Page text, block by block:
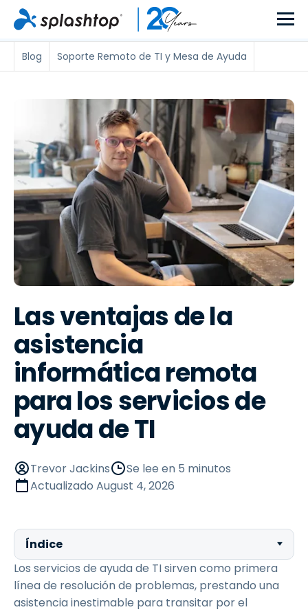
Blog Soporte Remoto de TI y Mesa de Ayuda
Las ventajas de la
asistencia
informática remota
para los servicios de
ayuda de TI
Trevor Jackins
Se lee en 5 minutos
Actualizado August 4, 2026
Índice
Los servicios de ayuda de TI sirven como primera
línea de resolución de problemas, prestando una
asistencia inestimable para transitar por el